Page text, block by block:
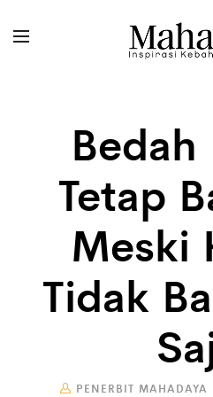
Tetap
Meski
Tidak
PENERBIT MAHADAYA